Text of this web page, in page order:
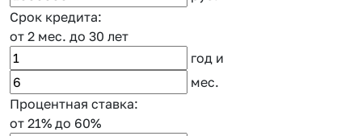
Срок кредита:
от 2 мес. до 30 лет
год и
мес.
Процентная ставка:
от 21% до 60%